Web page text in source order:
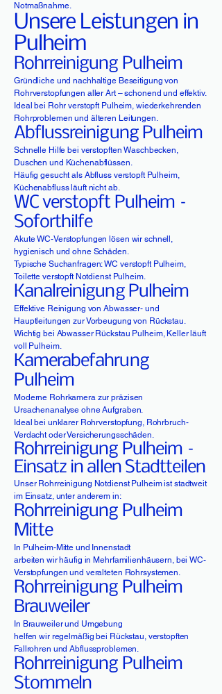
Notmaßnahme.
Unsere Leistungen in
Pulheim
Rohrreinigung Pulheim
Gründliche und nachhaltige Beseitigung von
Rohrverstopfungen aller Art – schonend und effektiv.
Ideal bei Rohr verstopft Pulheim, wiederkehrenden
Rohrproblemen und älteren Leitungen.
Abflussreinigung Pulheim
Schnelle Hilfe bei verstopften Waschbecken,
Duschen und Küchenabflüssen.
Häufig gesucht als Abfluss verstopft Pulheim,
Küchenabfluss läuft nicht ab.
WC verstopft Pulheim –
Soforthilfe
Akute WC-Verstopfungen lösen wir schnell,
hygienisch und ohne Schäden.
Typische Suchanfragen: WC verstopft Pulheim,
Toilette verstopft Notdienst Pulheim.
Kanalreinigung Pulheim
Effektive Reinigung von Abwasser- und
Hauptleitungen zur Vorbeugung von Rückstau.
Wichtig bei Abwasser Rückstau Pulheim, Keller läuft
voll Pulheim.
Kamerabefahrung
Pulheim
Moderne Rohrkamera zur präzisen
Ursachenanalyse ohne Aufgraben.
Ideal bei unklarer Rohrverstopfung, Rohrbruch-
Verdacht oder Versicherungsschäden.
Rohrreinigung Pulheim –
Einsatz in allen Stadtteilen
Unser Rohrreinigung Notdienst Pulheim ist stadtweit
im Einsatz, unter anderem in:
Rohrreinigung Pulheim
Mitte
In Pulheim-Mitte und Innenstadt
arbeiten wir häufig in Mehrfamilienhäusern, bei WC-
Verstopfungen und veralteten Rohrsystemen.
Rohrreinigung Pulheim
Brauweiler
In Brauweiler und Umgebung
helfen wir regelmäßig bei Rückstau, verstopften
Fallrohren und Abflussproblemen.
Rohrreinigung Pulheim
Stommeln